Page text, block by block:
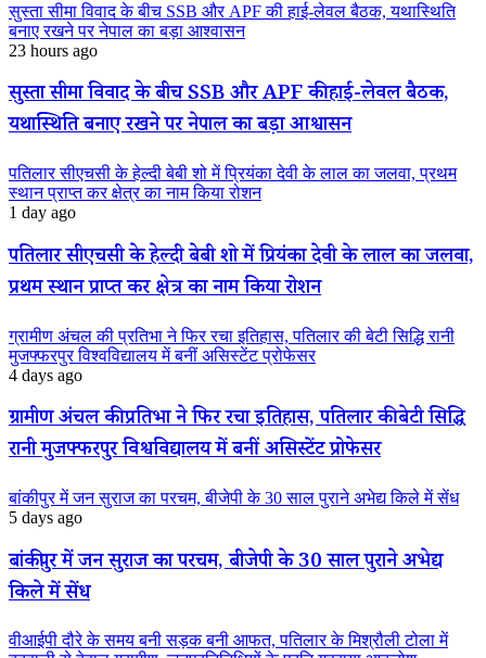
सुस्ता सीमा विवाद के बीच SSB और APF की हाई-लेवल बैठक, यथास्थिति
बनाए रखने पर नेपाल का बड़ा आश्वासन
23 hours ago
सुस्ता सीमा विवाद के बीच SSB और APF की हाई-लेवल बैठक,
यथास्थिति बनाए रखने पर नेपाल का बड़ा आश्वासन
पतिलार सीएचसी के हेल्दी बेबी शो में प्रियंका देवी के लाल का जलवा, प्रथम
स्थान प्राप्त कर क्षेत्र का नाम किया रोशन
1 day ago
पतिलार सीएचसी के हेल्दी बेबी शो में प्रियंका देवी के लाल का जलवा,
प्रथम स्थान प्राप्त कर क्षेत्र का नाम किया रोशन
ग्रामीण अंचल की प्रतिभा ने फिर रचा इतिहास, पतिलार की बेटी सिद्धि रानी
मुजफ्फरपुर विश्वविद्यालय में बनीं असिस्टेंट प्रोफेसर
4 days ago
ग्रामीण अंचल की प्रतिभा ने फिर रचा इतिहास, पतिलार की बेटी सिद्धि
रानी मुजफ्फरपुर विश्वविद्यालय में बनीं असिस्टेंट प्रोफेसर
बांकीपुर में जन सुराज का परचम, बीजेपी के 30 साल पुराने अभेद्य किले में सेंध
5 days ago
बांकीपुर में जन सुराज का परचम, बीजेपी के 30 साल पुराने अभेद्य
किले में सेंध
वीआईपी दौरे के समय बनी सड़क बनी आफत, पतिलार के मिश्रौली टोला में